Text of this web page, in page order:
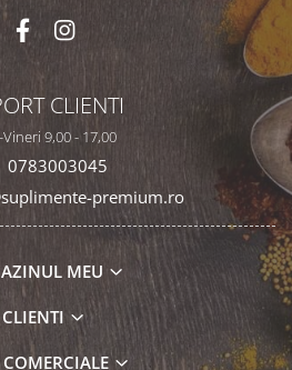
CLIENTI
9,00 - 17,00
0783003045
premium.ro
MEU
CLIENTI
COMERCIALE